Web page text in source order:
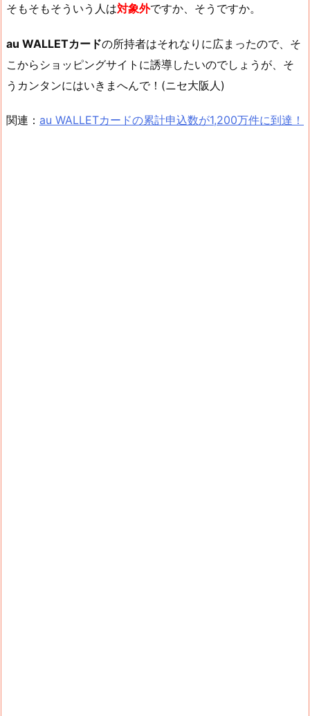
そもそもそういう人は対象外ですか、そうですか。
au WALLETカードの所持者はそれなりに広まったので、そ
こからショッピングサイトに誘導したいのでしょうが、そ
うカンタンにはいきまへんで！(ニセ大阪人)
関連： au WALLETカードの累計申込数が1,200万件に到達！